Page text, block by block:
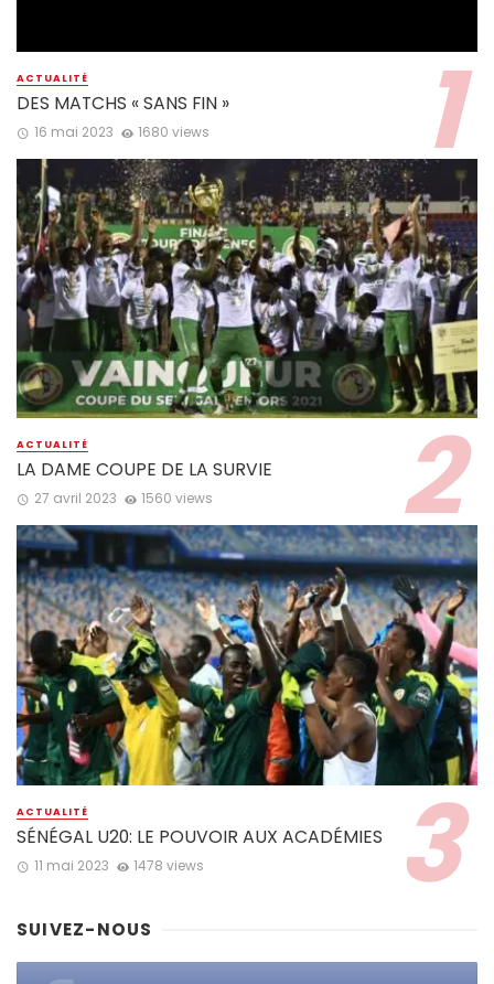
ACTUALITÉ
DES MATCHS « SANS FIN »
16 mai 2023 1680 views
ACTUALITÉ
LA DAME COUPE DE LA SURVIE
27 avril 2023 1560 views
ACTUALITÉ
SÉNÉGAL U20: LE POUVOIR AUX ACADÉMIES
11 mai 2023 1478 views
SUIVEZ-NOUS